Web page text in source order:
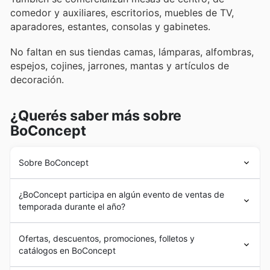
comedor y auxiliares, escritorios, muebles de TV,
aparadores, estantes, consolas y gabinetes.
No faltan en sus tiendas camas, lámparas, alfombras,
espejos, cojines, jarrones, mantas y artículos de
decoración.
¿Querés saber más sobre
BoConcept
Sobre BoConcept
Dinamarca llamado Herning. Allí, Jens Ærthøj y Tage
Mølholm comenzaron con la empresa en un pequeño
taller donde realizaban sus muebles artesanales. El paso
del tiempo hizo crecer a la empresa que comenzó a
expandirse por toda Europa con sus diseños.
La primera tienda en España se estableció en 2017, en
¿BoConcept participa en algún evento de ventas de
temporada durante el año?
de rebajas estacionales y promociones especiales
durante todo el año en España. Le recomendamos
encarecidamente que consulte nuestrosfolletos y
Ofertas, descuentos, promociones, folletos y
catálogos en BoConcept